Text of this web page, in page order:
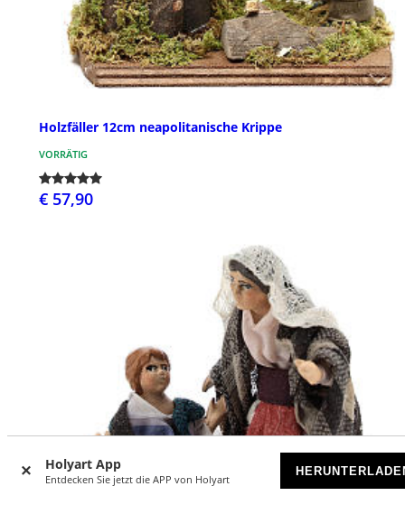
Holyart App
Entdecken Sie jetzt die APP von Holyart
Holzfäller 12cm neapolitanische Krippe
VORRÄTIG
€ 57,90